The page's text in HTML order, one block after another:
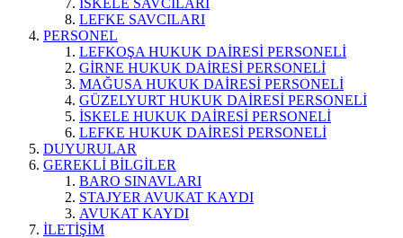
İSKELE SAVCILARI
LEFKE SAVCILARI
PERSONEL
LEFKOŞA HUKUK DAİRESİ PERSONELİ
GİRNE HUKUK DAİRESİ PERSONELİ
MAĞUSA HUKUK DAİRESİ PERSONELİ
GÜZELYURT HUKUK DAİRESİ PERSONELİ
İSKELE HUKUK DAİRESİ PERSONELİ
LEFKE HUKUK DAİRESİ PERSONELİ
DUYURULAR
GEREKLİ BİLGİLER
BARO SINAVLARI
STAJYER AVUKAT KAYDI
AVUKAT KAYDI
İLETİŞİM